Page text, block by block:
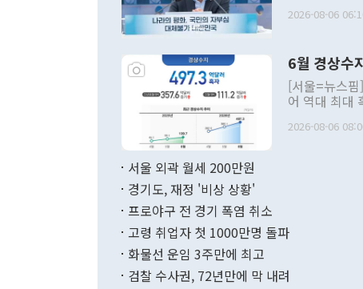
발언 중에는
주의적 희망
관의 대북 정
관 부처 장관
관의 무리한
다. [정동영 통일부 장관이 지난달 23일 오후 서울 종로구 정부서울청사에
무너졌다고
함께 4자 대
2026-08-06
6월 경상수
[서울=뉴스
어 역대 최대
료=한국은행] 한국은행이 6일 발표한 '2026년 6월 국제수지(잠정)'에 따르
며 월간 기준
196.9% 급증
수출은
2026-08-06
서울 외곽 월세 200만원
경기도, 재정 '비상 상황'
프로야구 전 경기 폭염 취소
고령 취업자 첫 1000만명 돌파
화물선 운임 3주만에 최고
검찰 수사권, 72년만에 막 내려